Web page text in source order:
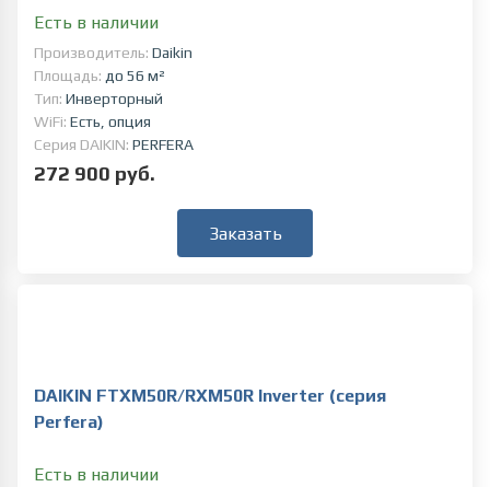
Есть в наличии
Производитель: Daikin
Площадь: до 56 м²
Тип: Инверторный
WiFi: Есть, опция
Серия DAIKIN: PERFERA
272 900 руб.
Заказать
DAIKIN FTXM50R/RXM50R Inverter (серия
Perfera)
Есть в наличии